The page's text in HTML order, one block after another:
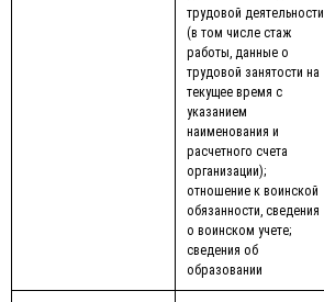
трудовой деятельности
(в том числе стаж
работы, данные о
трудовой занятости на
текущее время с
указанием
наименования и
расчетного счета
организации);
отношение к воинской
обязанности, сведения
о воинском учете;
сведения об
образовании